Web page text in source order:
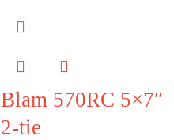
Blam 570RC 5×7″
2-tie